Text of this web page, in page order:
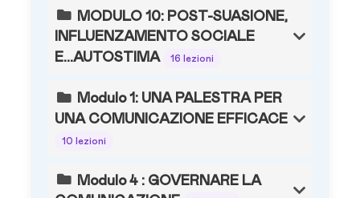
MODULO 10: POST-SUASIONE,
INFLUENZAMENTO SOCIALE
E...AUTOSTIMA
16 lezioni
Modulo 1: UNA PALESTRA PER
UNA COMUNICAZIONE EFFICACE
10 lezioni
Modulo 4 : GOVERNARE LA